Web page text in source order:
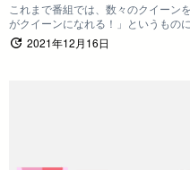
これまで番組では、数々のクイーン
がクイーンになれる！」というもの
2021年12月16日